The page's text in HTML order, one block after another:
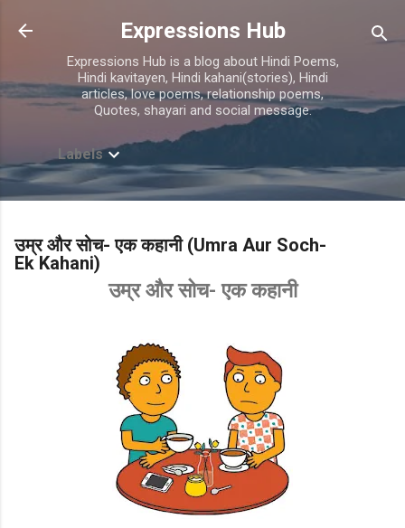
Skip to main content
Expressions Hub
Expressions Hub is a blog about Hindi Poems,
Hindi kavitayen, Hindi kahani(stories), Hindi
articles, love poems, relationship poems,
Quotes, shayari and social message.
Labels
उम्र और सोच- एक कहानी (Umra Aur Soch-
Ek Kahani)
उम्र और सोच- एक कहानी